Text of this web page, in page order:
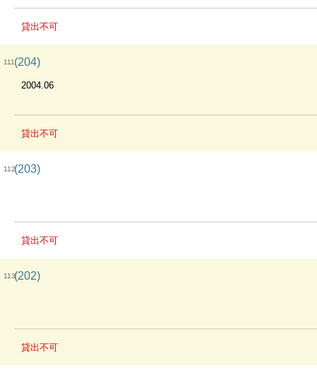
貸出不可
111(204)
2004.06
貸出不可
112(203)
貸出不可
113(202)
貸出不可